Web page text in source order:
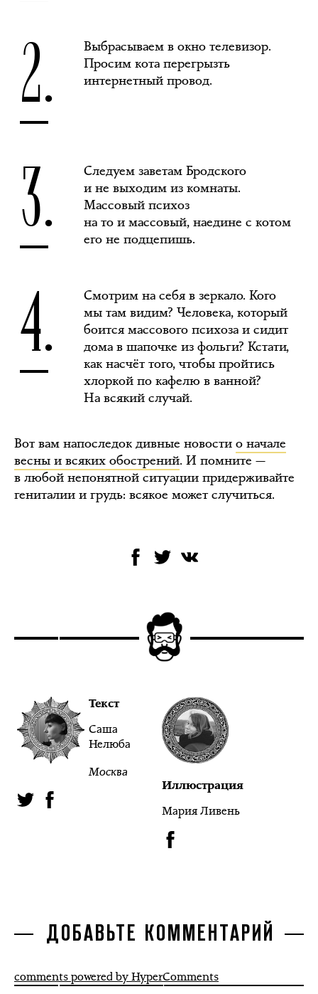
2.
Выбрасываем в окно телевизор.
Просим кота перегрызть
интернетный провод.
3.
Следуем заветам Бродского
и не выходим из комнаты.
Массовый психоз
на то и массовый, наедине с котом
его не подцепишь.
4.
Смотрим на себя в зеркало. Кого
мы там видим? Человека, который
боится массового психоза и сидит
дома в шапочке из фольги? Кстати,
как насчёт того, чтобы пройтись
хлоркой по кафелю в ванной?
На всякий случай.
Вот вам напоследок дивные новости о начале
весны и всяких обострений. И помните —
в любой непонятной ситуации придерживайте
гениталии и грудь: всякое может случиться.
Текст
Саша
Нелюба
Москва
Иллюстрация
Мария Ливень
ДОБАВЬТЕ КОММЕНТАРИЙ
comments powered by HyperComments